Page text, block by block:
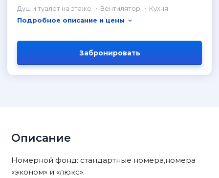
Душ и туалет на этаже Вентилятор
Кухня
Подробное описание и цены
Забронировать
Описание
Номерной фонд: стандартные номера,номера
«эконом» и «люкс».